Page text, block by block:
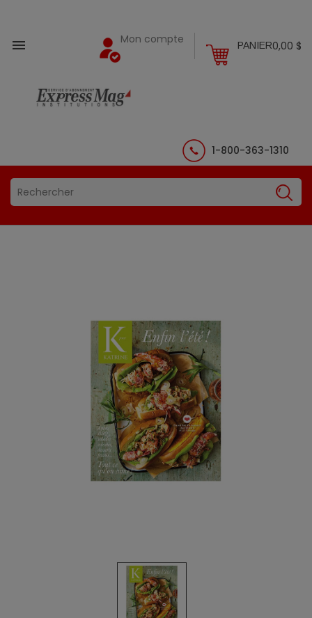
 PANIER0,00 $
Mon compte
1-800-363-1310